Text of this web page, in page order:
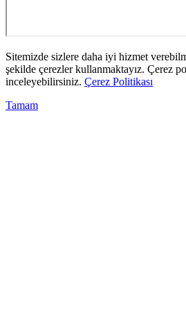
Sitemizde sizlere daha iyi hizmet
şekilde çerezler kullanmaktayız. Çerez
inceleyebilirsiniz. Çerez Politikası
Tamam